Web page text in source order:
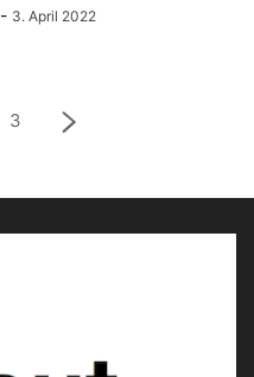
- 3. April 2022
3